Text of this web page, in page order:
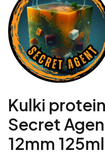
Kulki
Secret
12mm 125ml